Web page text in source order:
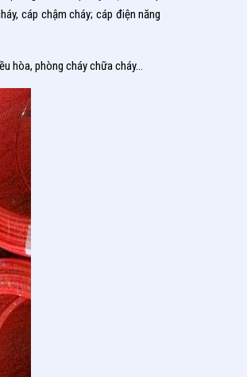
cáp chậm cháy; cáp điện năng
hòa, phòng cháy chữa cháy…